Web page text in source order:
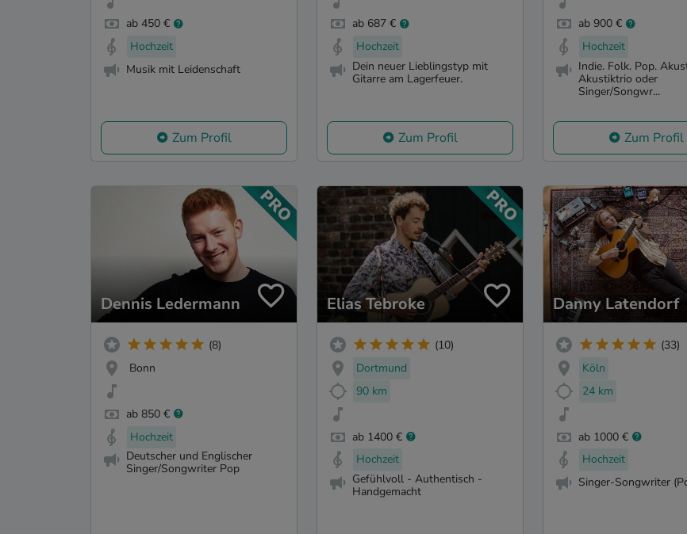
ab 450 €
Hochzeit
Musik mit Leidenschaft
Zum Profil
ab 687 €
Hochzeit
Dein neuer Lieblingstyp mit
Gitarre am Lagerfeuer.
Zum Profil
ab 900 €
Hochzeit
Indie. Folk. Pop.
Akustiktrio oder
Singer/Songwr...
Zum Profil
Dennis Ledermann
(8)
Bonn
ab 850 €
Hochzeit
Deutscher und Englischer
Singer/Songwriter Pop
Elias Tebroke
(10)
Dortmund
90 km
ab 1400 €
Hochzeit
Gefühlvoll - Authentisch -
Handgemacht
Danny Latendorf
(33)
Köln
24 km
ab 1000 €
Hochzeit
Singer-Songwriter